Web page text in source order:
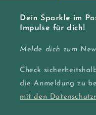
Dein Sparkle im
Impulse für dich!
Melde dich zum
Check
die Anmeldung zu
mit den